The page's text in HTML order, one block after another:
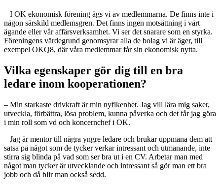
– I OK ekonomisk förening ägs vi av medlemmarna. De finns inte i
någon särskild medlemsgren. Det finns ingen motsättning i vårt
ägande eller vår affärsverksamhet. Vi ser det snarare som en styrka.
Föreningens värdegrund genomsyrar alla de bolag vi är äger, till
exempel OKQ8, där våra medlemmar får sin ekonomisk nytta.
Vilka egenskaper gör dig till en bra
ledare inom kooperationen?
– Min starkaste drivkraft är min nyfikenhet. Jag vill lära mig saker,
utveckla, förbättra, lösa problem, kunna påverka och det får jag göra
i min roll som vd och koncernchef i OK.
– Jag är mentor till några yngre ledare och brukar uppmana dem att
satsa på något som de tycker verkar intressant och utmanande, inte
stirra sig blinda på vad som ser bra ut i en CV. Arbetar man med
något man tycker är utvecklande och intressant så gör man ett bra
jobb och då blir man också sedd.